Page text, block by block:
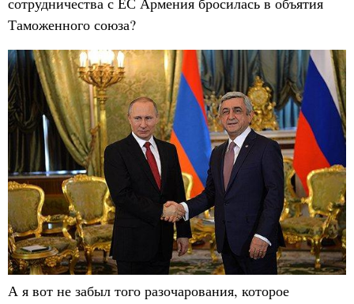
Таможенного союза?
А я вот не забыл того разочарования, которое